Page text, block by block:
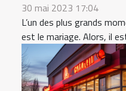
30 mai 2023 17:04
L’un des plus grands
est le mariage. Alors, il